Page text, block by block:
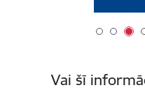
Vai šī